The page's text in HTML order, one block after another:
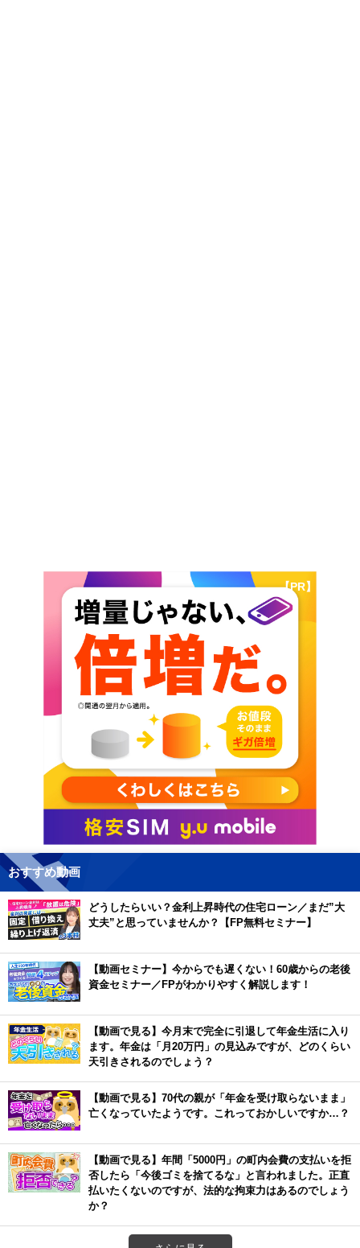
【PR】
おすすめ動画
どうしたらいい？金利上昇時代の住宅ローン／まだ”大
丈夫”と思っていませんか？【FP無料セミナー】
【動画セミナー】今からでも遅くない！60歳からの老後
資金セミナー／FPがわかりやすく解説します！
【動画で見る】今月末で完全に引退して年金生活に入り
ます。年金は「月20万円」の見込みですが、どのくらい
天引きされるのでしょう？
【動画で見る】70代の親が「年金を受け取らないまま」
亡くなっていたようです。これっておかしいですか…？
【動画で見る】年間「5000円」の町内会費の支払いを拒
否したら「今後ゴミを捨てるな」と言われました。正直
払いたくないのですが、法的な拘束力はあるのでしょう
か？